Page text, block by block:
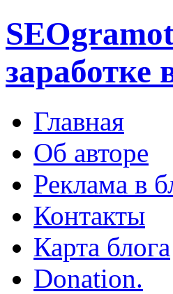
заработке
Главная
Об авторе
Реклама в
Контакты
Карта блога
Donation.